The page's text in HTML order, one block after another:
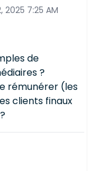
2025 7:25 AM
de
?
rémunérer (les
clients finaux